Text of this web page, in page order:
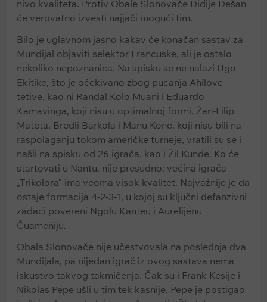
nivo kvaliteta. Protiv Obale Slonovače Didije Dešan
će verovatno izvesti najjači mogući tim.
Bilo je uglavnom jasno kakav će konačan sastav za
Mundijal objaviti selektor Francuske, ali je ostalo
nekoliko nepoznanica. Na spisku se ne nalazi Ugo
Ekitike, što je očekivano zbog pucanja Ahilove
tetive, kao ni Randal Kolo Muani i Eduardo
Kamavinga, koji nisu u optimalnoj formi. Žan-Filip
Mateta, Bredli Barkola i Manu Kone, koji nisu bili na
raspolaganju tokom američke turneje, vratili su se i
našli na spisku od 26 igrača, kao i Žil Kunde. Ko će
startovati u Nantu, nije presudno: većina igrača
„Trikolora“ ima veoma visok kvalitet. Najvažnije je da
ostaje formacija 4-2-3-1, u kojoj su ključni defanzivni
zadaci povereni Ngolu Kanteu i Aurelijenu
Čuameniju.
Obala Slonovače nije učestvovala na poslednja dva
Mundijala, pa nijedan igrač iz ovog sastava nema
iskustvo takvog takmičenja. Čak su i Frank Kesije i
Nikolas Pepe ušli u tim tek kasnije. Pepe je postigao